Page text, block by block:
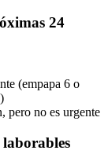
24
(empapa 6 o
pero no es urgente